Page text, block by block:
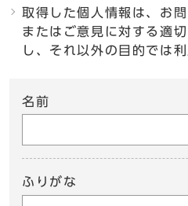
取得した個人情報は、お
またはご意見に対する適
し、それ以外の目的では利
名前
ふりがな